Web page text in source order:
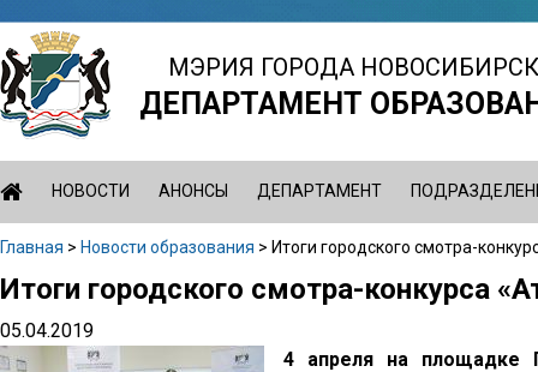
Jump
to
navigation
МЭРИЯ ГОРОДА
ДЕПАРТАМЕНТ
НОВОСТИ АНОНСЫ ДЕПАРТАМЕНТ
Вы
здесь
Главная > Новости образования > Итоги городского смотра-
Back
top
Итоги городского смотра-конкурса
05.04.2019
4 апреля на площадке